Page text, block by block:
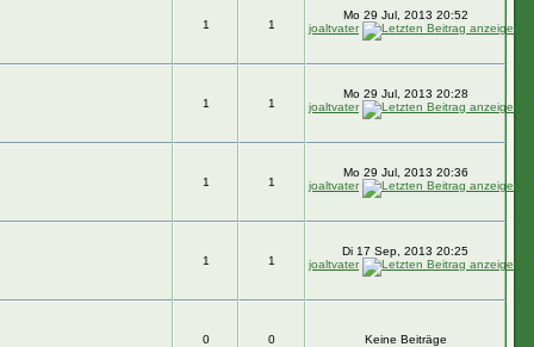
1 1
Mo 29 Jul, 2013 20:52
joaltvater
1 1
Mo 29 Jul, 2013 20:28
joaltvater
1 1
Mo 29 Jul, 2013 20:36
joaltvater
1 1
Di 17 Sep, 2013 20:25
joaltvater
0 0 Keine Beiträge